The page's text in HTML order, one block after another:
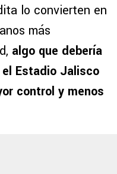
lo convierten en
más
algo que debería
Estadio Jalisco
control y menos